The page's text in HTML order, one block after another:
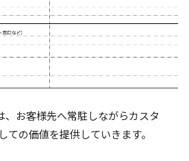
、お客様先へ常駐しながらカスタ
ての価値を提供していきます。